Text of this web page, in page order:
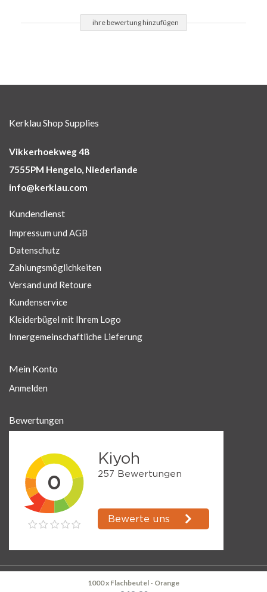
1000 x Flachbeutel - Orange
ihre bewertung hinzufügen
Kerklau Shop Supplies
Vikkerhoekweg 48
7555PM Hengelo, Niederlande
info@kerklau.com
Kundendienst
Impressum und AGB
Datenschutz
Zahlungsmöglichkeiten
Versand und Retoure
Kundenservice
Kleiderbügel mit Ihrem Logo
Innergemeinschaftliche Lieferung
Mein Konto
Anmelden
Bewertungen
© Kerklau Shop Supplies